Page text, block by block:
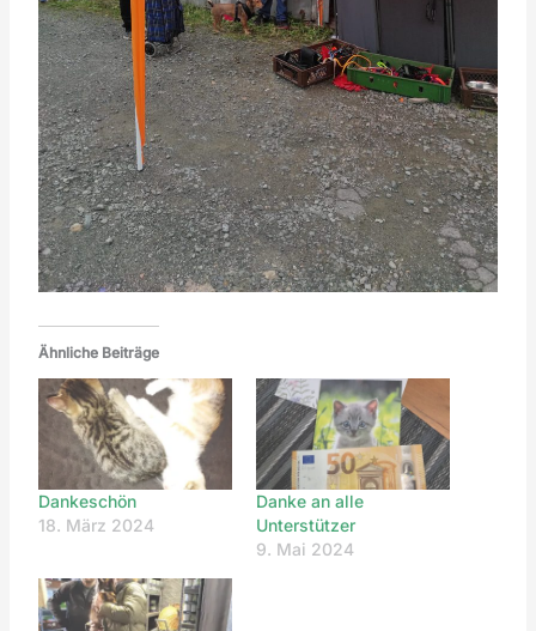
Ähnliche Beiträge
Dankeschön
18. März 2024
Danke an alle
Unterstützer
9. Mai 2024